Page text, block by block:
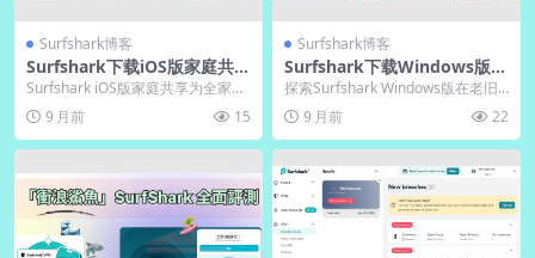
Surfshark博客
Surfshark下载iOS版家庭共享
｜官网订阅共享规则
Surfshark iOS版家庭共享为全家提
供一站式网络安全解决方案，支持
无限设...
9 月前 15
Surfshark博客
Surfshark下载Windows版旧
电脑兼容｜官网低配优化
探索Surfshark Windows版在老旧
电脑上的兼容表现，通过官网优化
方案...9 月前 22